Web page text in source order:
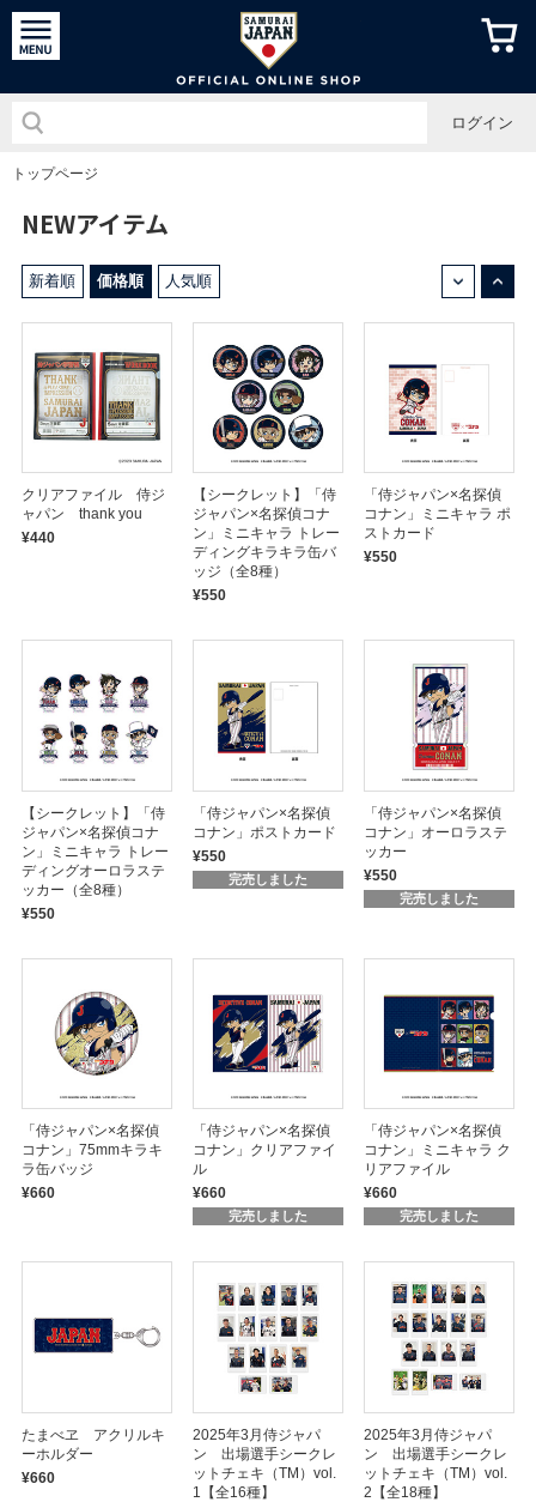
侍ジャパ
ログイン
トップページ
NEWアイテム
新着順 価格順 人気順
クリアファイル 侍ジ
ャパン thank you
¥440
【シークレット】「侍
ジャパン×名探偵コナ
ン」ミニキャラ トレー
ディングキラキラ缶バ
ッジ（全8種）
¥550
「侍ジャパン×名探偵
コナン」ミニキャラ ポ
ストカード
¥550
【シークレット】「侍
ジャパン×名探偵コナ
ン」ミニキャラ トレー
ディングオーロラステ
ッカー（全8種）
¥550
「侍ジャパン×名探偵
コナン」ポストカード
¥550
完売しました
「侍ジャパン×名探偵
コナン」オーロラステ
ッカー
¥550
完売しました
「侍ジャパン×名探偵
コナン」75mmキラキ
ラ缶バッジ
¥660
「侍ジャパン×名探偵
コナン」クリアファイ
ル
¥660
完売しました
「侍ジャパン×名探偵
コナン」ミニキャラ ク
リアファイル
¥660
完売しました
たまべヱ アクリルキ
ーホルダー
¥660
2025年3月侍ジャパ
ン 出場選手シークレ
ットチェキ（TM）vol.
1【全16種】
2025年3月侍ジャパ
ン 出場選手シークレ
ットチェキ（TM）vol.
2【全18種】